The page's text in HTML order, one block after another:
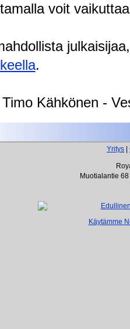
voit
.
Kähkönen -
Yritys
Muotialantie
Käytämme